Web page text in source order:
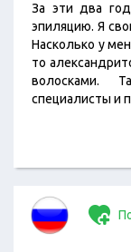
За эти два
эпиляцию. Я
Насколько у
то
волосками.
специалисты и